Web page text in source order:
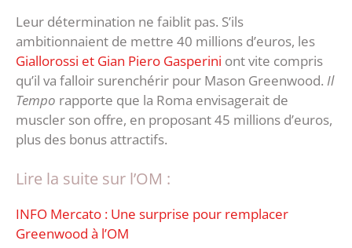
Leur détermination ne faiblit pas. S’ils
ambitionnaient de mettre 40 millions d’euros, les
Giallorossi et Gian Piero Gasperini ont vite compris
qu’il va falloir surenchérir pour Mason Greenwood. Il
Tempo rapporte que la Roma envisagerait de
muscler son offre, en proposant 45 millions d’euros,
plus des bonus attractifs.
Lire la suite sur l’OM :
INFO Mercato : Une surprise pour remplacer
Greenwood à l’OM